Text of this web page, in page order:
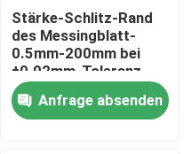
Stärke-Schlitz-Rand
des Messingblatt-
0.5mm-200mm bei
±0.02mm-Toleranz
Anfrage absenden